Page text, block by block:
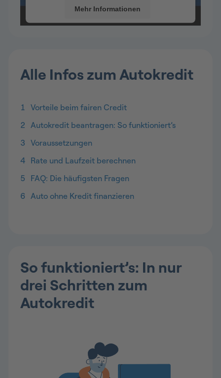
Mehr Informationen
Alle Infos zum Autokredit
1 Vorteile beim fairen Credit
2 Autokredit beantragen: So funktioniert’s
3 Voraussetzungen
4 Rate und Laufzeit berechnen
5
FAQ: Die häufigsten Fragen
6 Auto ohne Kredit finanzieren
So funktioniert’s: In nur
drei Schritten zum
Autokredit